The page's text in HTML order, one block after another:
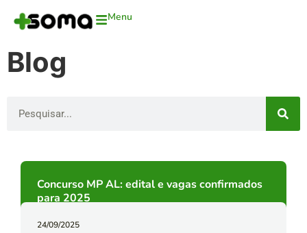
Menu
Blog
Concurso MP AL: edital e vagas confirmados
para 2025
24/09/2025